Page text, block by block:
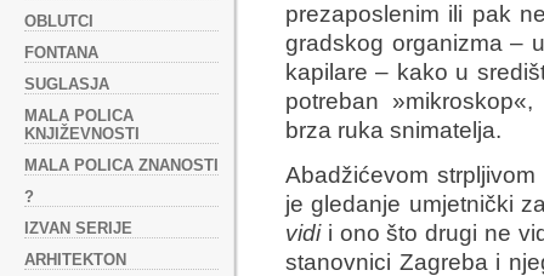
OBLUTCI
FONTANA
SUGLASJA
MALA POLICA
KNJIŽEVNOSTI
MALA POLICA ZNANOSTI
?
IZVAN SERIJE
ARHITEKTON
prezaposlenim ili pak
gradskog organizma –
kapilare – kako u
potreban
brza ruka snimatelja.
Abadžićevom
je gledanje umjetnički
vidii ono što drugi ne
stanovnici Zagreba i